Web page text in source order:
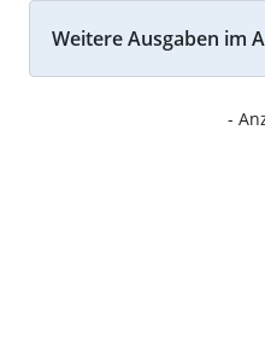
Weitere Ausgaben im
-